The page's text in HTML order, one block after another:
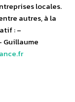
locales.
autres, à la
: –
Guillaume